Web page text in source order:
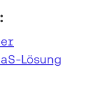
Lösung